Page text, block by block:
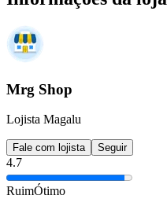
Mrg Shop
Lojista Magalu
Fale com lojista Seguir
4.7
RuimÓtimo